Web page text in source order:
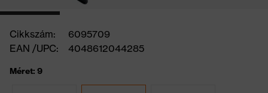
Cikkszám:
6095709
EAN /UPC:
4048612044285
Méret: 9